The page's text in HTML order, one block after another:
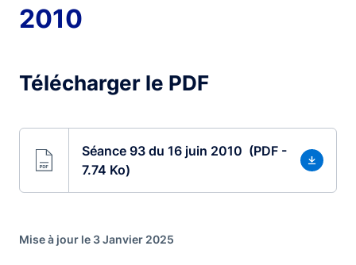
2010
Télécharger le PDF
Séance 93 du 16 juin 2010 (PDF -
7.74 Ko)
Mise à jour le 3 Janvier 2025